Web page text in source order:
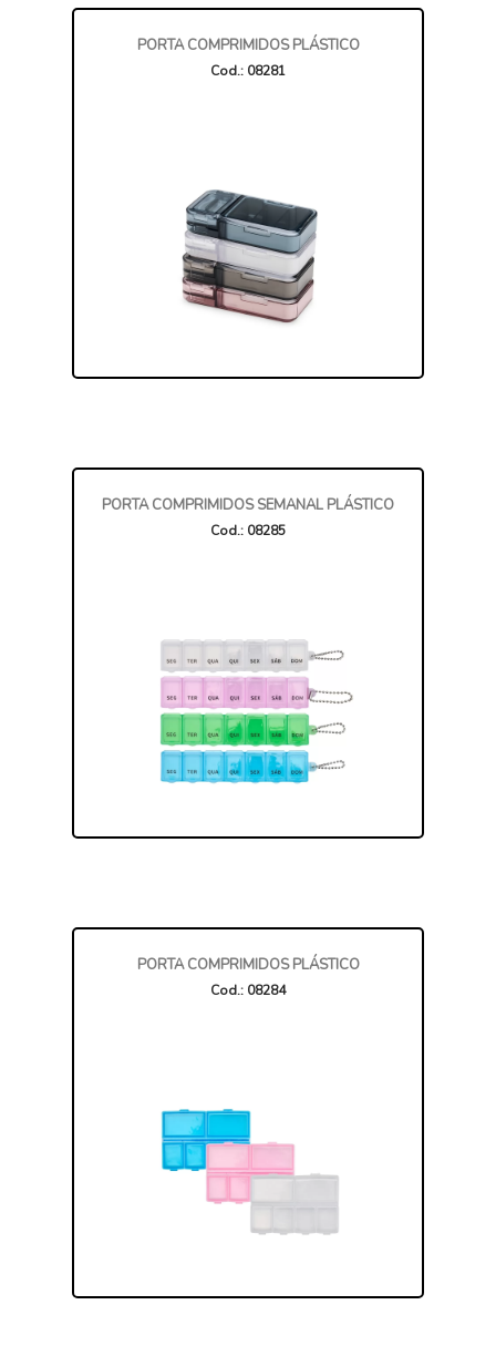
PORTA COMPRIMIDOS PLÁSTICO
Cod.: 08281
PORTA COMPRIMIDOS SEMANAL PLÁSTICO
Cod.: 08285
PORTA COMPRIMIDOS PLÁSTICO
Cod.: 08284